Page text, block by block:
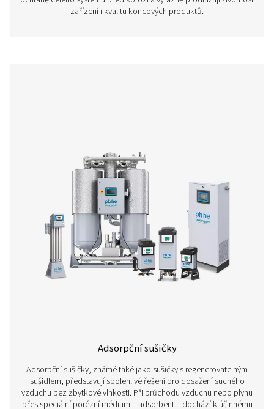
Kondenzační sušičky
Kondenzační sušičky představují nejběžnější způsob,
odstranit vlhkost ze stlačeného vzduchu. Hrají
ochraně celého systému před korozí a výrazně
zařízení i kvalitu koncových produktů.